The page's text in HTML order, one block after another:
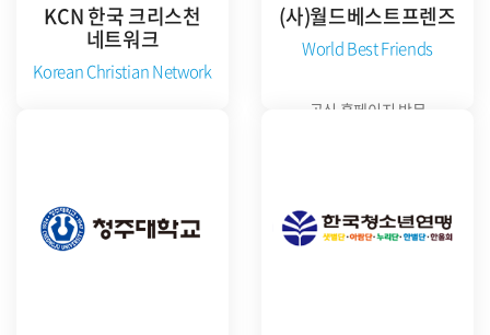
KCN 한국 크리스천
네트워크
Korean Christian Network
(사)월드베스트프렌즈
World Best Friends
공식 홈페이지 방문